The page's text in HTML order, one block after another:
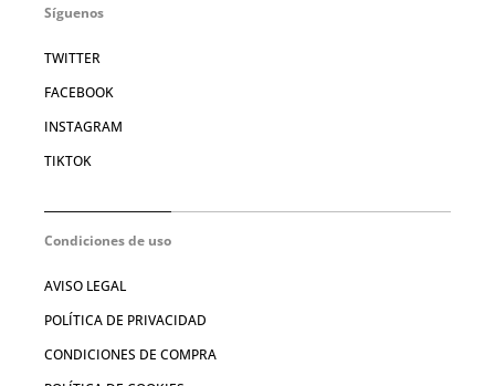
Síguenos
TWITTER
FACEBOOK
INSTAGRAM
TIKTOK
Condiciones de uso
AVISO LEGAL
POLÍTICA DE PRIVACIDAD
CONDICIONES DE COMPRA